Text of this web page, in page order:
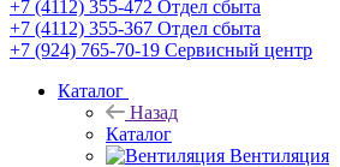
+7 (4112) 355-472 Отдел сбыта
+7 (4112) 355-367 Отдел сбыта
+7 (924) 765-70-19 Сервисный центр
Каталог
Назад
Каталог
Вентиляция